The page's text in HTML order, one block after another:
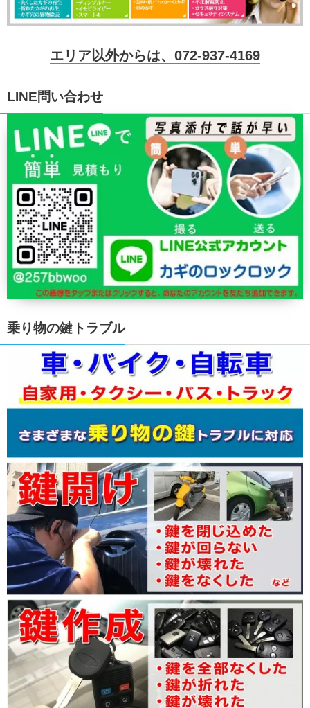
エリア以外からは、072-937-4169
LINE問い合わせ
乗り物の鍵トラブル